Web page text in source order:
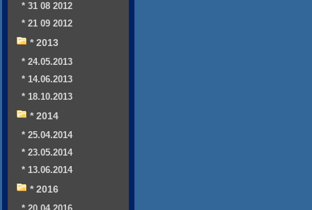
* 31 08 2012
* 21 09 2012
* 2013
* 24.05.2013
* 14.06.2013
* 18.10.2013
* 2014
* 25.04.2014
* 23.05.2014
* 13.06.2014
* 2016